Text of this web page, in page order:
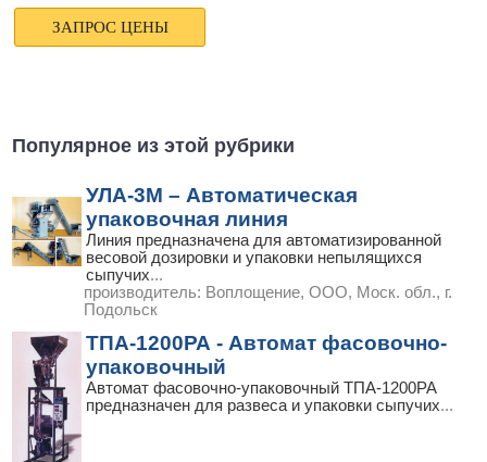
Популярное из этой рубрики
УЛА-3М – Автоматическая
упаковочная линия
Линия предназначена для автоматизированной
весовой дозировки и упаковки непылящихся
сыпучих...
производитель: Воплощение, ООО, Моск. обл., г.
Подольск
ТПА-1200РА - Автомат фасовочно-
упаковочный
Автомат фасовочно-упаковочный ТПА-1200РА
предназначен для развеса и упаковки сыпучих...